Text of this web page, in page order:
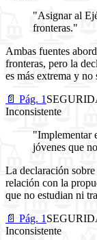
"Asignar al
fronteras."
Ambas fuentes
fronteras, pero la
es más extrema y
📄 Pág. 1
Inconsistente
"Implementar
jóvenes que
La declaración
relación con la
que no estudian ni
📄 Pág. 1
Inconsistente